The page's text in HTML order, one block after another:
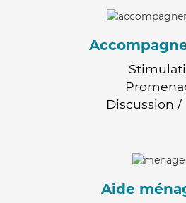
Discussion /
Aide